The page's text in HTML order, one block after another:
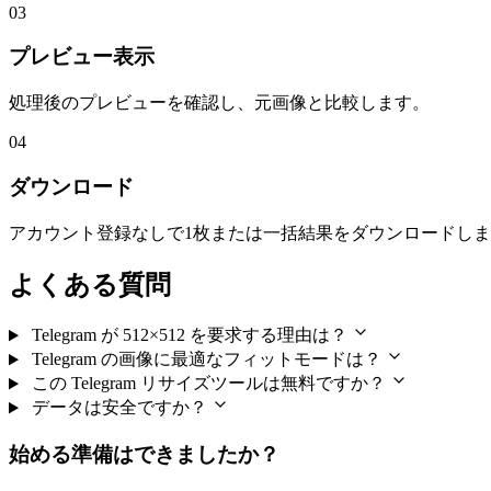
03
プレビュー表示
処理後のプレビューを確認し、元画像と比較します。
04
ダウンロード
アカウント登録なしで1枚または一括結果をダウンロードし
よくある質問
Telegram が 512×512 を要求する理由は？
Telegram の画像に最適なフィットモードは？
この Telegram リサイズツールは無料ですか？
データは安全ですか？
始める準備はできましたか？